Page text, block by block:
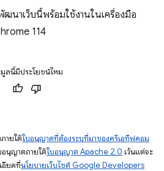
ฒนาเว็บนี้พร้อมใช้งานในเครื่องมือ
114
ลนี้มีประโยชน์ไหม
ายใต้ใบอนุญาตที่ต้องระบุที่มาของครีเอทีฟคอม
อนุญาตภายใต้ใบอนุญาต Apache 2.0 เว้นแต่จะ
อียดที่นโยบายเว็บไซต์ Google Developers